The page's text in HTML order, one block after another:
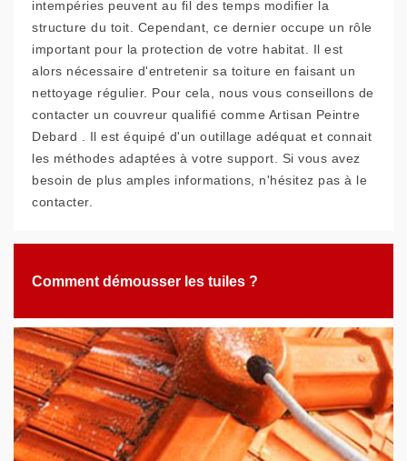
intempéries peuvent au fil des temps modifier la
structure du toit. Cependant, ce dernier occupe un rôle
important pour la protection de votre habitat. Il est
alors nécessaire d'entretenir sa toiture en faisant un
nettoyage régulier. Pour cela, nous vous conseillons de
contacter un couvreur qualifié comme Artisan Peintre
Debard . Il est équipé d'un outillage adéquat et connait
les méthodes adaptées à votre support. Si vous avez
besoin de plus amples informations, n'hésitez pas à le
contacter.
Comment démousser les tuiles ?